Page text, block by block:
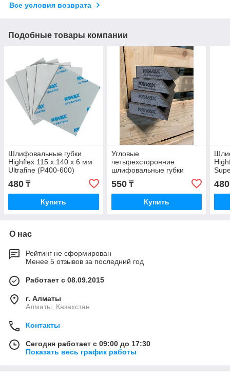
Все условия возврата
Подобные товары компании
Шлифовальные губки
Highflex 115 x 140 x 6 мм
Ultrafine (P400-600)
480 ₸
Купить
Угловые
четырехсторонние
шлифовальные губки
115x90x68x25мм Fine
(P120)
550₸
Купить
480
О нас
Рейтинг не сформирован
Менее 5 отзывов за последний год
Работает с 08.09.2015
г. Алматы
Алматы, Казахстан
Контакты
Сегодня работает с 09:00 до 17:30
Показать весь график работы